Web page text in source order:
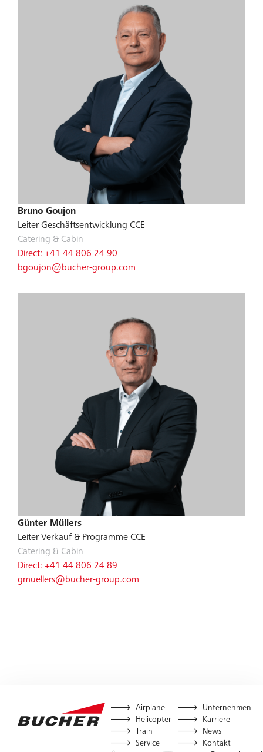
Bruno Goujon
Leiter Geschäftsentwicklung CCE
Catering & Cabin
Direct: +41 44 806 24 90
bgoujon@bucher-group.com
Günter Müllers
Leiter Verkauf & Programme CCE
Catering & Cabin
Direct: +41 44 806 24 89
gmuellers@bucher-group.com
Airplane
Helicopter
Train
Service
Unternehmen
Karriere
News
Kontakt